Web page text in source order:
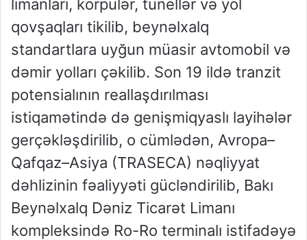
limanları, körpülər, tunellər və yol
qovşaqları tikilib, beynəlxalq
standartlara uyğun müasir avtomobil və
dəmir yolları çəkilib. Son 19 ildə tranzit
potensialının reallaşdırılması
istiqamətində də genişmiqyaslı layihələr
gerçəkləşdirilib, o cümlədən, Avropa–
Qafqaz–Asiya (TRASECA) nəqliyyat
dəhlizinin fəaliyyəti gücləndirilib, Bakı
Beynəlxalq Dəniz Ticarət Limanı
kompleksində Ro-Ro terminalı istifadəyə